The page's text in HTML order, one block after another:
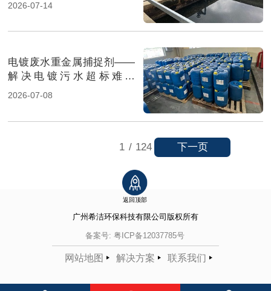
2026-07-14
电镀废水重金属捕捉剂——
解决电镀污水超标难题
（图）
2026-07-08
1 / 124 下一页
返回顶部
广州希洁环保科技有限公司 版权所有
备案号: 粤ICP备12037785号
网站地图 解决方案 联系我们